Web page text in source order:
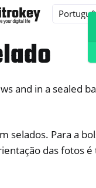
and in a sealed
selados. Para a
das fotos é